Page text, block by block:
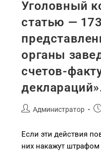
Уголовный
статью —
органы
счетов-
Администратор
Если эти действия
них накажут штрафом